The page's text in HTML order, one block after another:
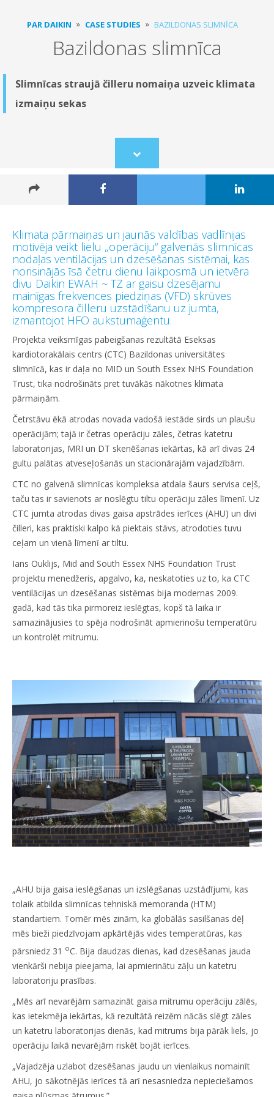
PAR DAIKIN CASE STUDIES BAZILDONAS SLIMNĪCA
Bazildonas slimnīca
Slimnīcas straujā čilleru nomaiņa uzveic klimata
izmaiņu sekas
Scroll
to
Klimata pārmaiņas un jaunās valdības vadlīnijas
motivēja veikt lielu „operāciju“ galvenās slimnīcas
nodaļas ventilācijas un dzesēšanas sistēmai, kas
norisinājās īsā četru dienu laikposmā un ietvēra
divu Daikin EWAH ~ TZ ar gaisu dzesējamu
mainīgas frekvences piedziņas (VFD) skrūves
kompresora čilleru uzstādīšanu uz jumta,
izmantojot HFO aukstumaģentu.
Projekta veiksmīgas pabeigšanas rezultātā Eseksas
kardiotorakālais centrs (CTC) Bazildonas universitātes
slimnīcā, kas ir daļa no MID un South Essex NHS Foundation
Trust, tika nodrošināts pret tuvākās nākotnes klimata
pārmaiņām.
Četrstāvu ēkā atrodas novada vadošā iestāde sirds un plaušu
operācijām; tajā ir četras operāciju zāles, četras katetru
laboratorijas, MRI un DT skenēšanas iekārtas, kā arī divas 24
gultu palātas atveseļošanās un stacionārajām vajadzībām.
CTC no galvenā slimnīcas kompleksa atdala šaurs servisa ceļš,
taču tas ir savienots ar noslēgtu tiltu operāciju zāles līmenī. Uz
CTC jumta atrodas divas gaisa apstrādes ierīces (AHU) un divi
čilleri, kas praktiski kalpo kā piektais stāvs, atrodoties tuvu
ceļam un vienā līmenī ar tiltu.
Ians Ouklijs, Mid and South Essex NHS Foundation Trust
projektu menedžeris, apgalvo, ka, neskatoties uz to, ka CTC
ventilācijas un dzesēšanas sistēmas bija modernas 2009.
gadā, kad tās tika pirmoreiz ieslēgtas, kopš tā laika ir
samazinājusies to spēja nodrošināt apmierinošu temperatūru
un kontrolēt mitrumu.
„AHU bija gaisa ieslēgšanas un izslēgšanas uzstādījumi, kas
tolaik atbilda slimnīcas tehniskā memoranda (HTM)
standartiem. Tomēr mēs zinām, ka globālās sasilšanas dēļ
mēs bieži piedzīvojam apkārtējās vides temperatūras, kas
pārsniedz 31 oC. Bija daudzas dienas, kad dzesēšanas jauda
vienkārši nebija pieejama, lai apmierinātu zāļu un katetru
laboratoriju prasības.
„Mēs arī nevarējām samazināt gaisa mitrumu operāciju zālēs,
kas ietekmēja iekārtas, kā rezultātā reizēm nācās slēgt zāles
un katetru laboratorijas dienās, kad mitrums bija pārāk liels, jo
operāciju laikā nevarējām riskēt bojāt ierīces.
„Vajadzēja uzlabot dzesēšanas jaudu un vienlaikus nomainīt
AHU, jo sākotnējās ierīces tā arī nesasniedza nepieciešamos